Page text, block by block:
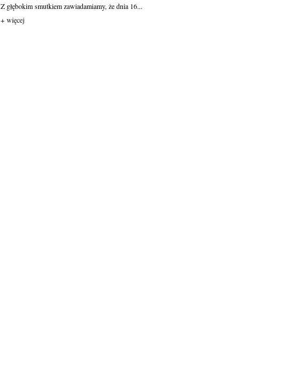
Z głębokim smutkiem zawiadamiamy, że dnia 16...
+ więcej